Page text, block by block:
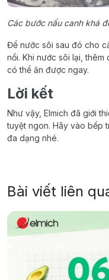
Các bước nấu canh khá
Để nước sôi sau đó cho
nồi. Khi nước sôi lại, thêm
có thể ăn được ngay.
Lời kết
Như vậy, Elmich đã giới
tuyệt ngon. Hãy vào bếp
đa dạng nhé.
Bài viết liên